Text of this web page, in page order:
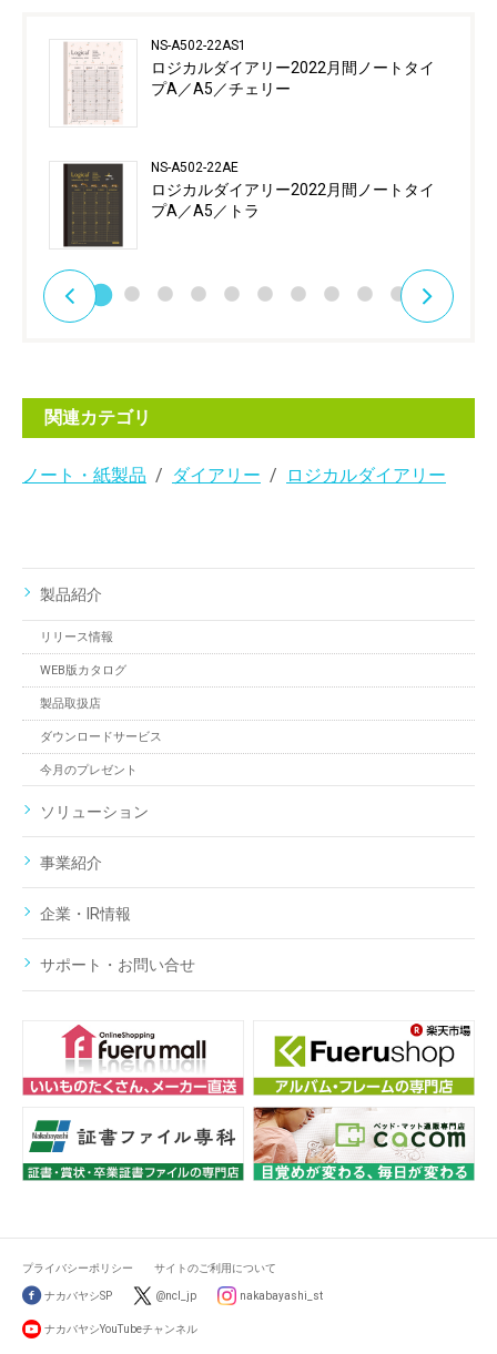
NS-A502-22AS1
ロジカルダイアリー2022月間ノートタイ
プA／A5／チェリー
NS-A502-22AE
ロジカルダイアリー2022月間ノートタイ
プA／A5／トラ
関連カテゴリ
ノート・紙製品 ダイアリー ロジカルダイアリー
製品紹介
リリース情報
WEB版カタログ
製品取扱店
ダウンロードサービス
今月のプレゼント
ソリューション
事業紹介
企業・IR情報
サポート・お問い合せ
プライバシーポリシー サイトのご利用について
ナカバヤシSP @ncl_jp nakabayashi_st
ナカバヤシYouTubeチャンネル